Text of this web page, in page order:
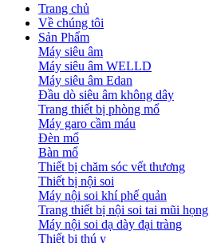
Trang chủ
Về chúng tôi
Sản Phẩm
Máy siêu âm
Máy siêu âm WELLD
Máy siêu âm Edan
Đầu dò siêu âm không dây
Trang thiết bị phòng mổ
Máy garo cầm máu
Đèn mổ
Bàn mổ
Thiết bị chăm sóc vết thương
Thiết bị nội soi
Máy nội soi khí phế quản
Trang thiết bị nội soi tai mũi họng
Máy nội soi dạ dày đại tràng
Thiết bị thú y